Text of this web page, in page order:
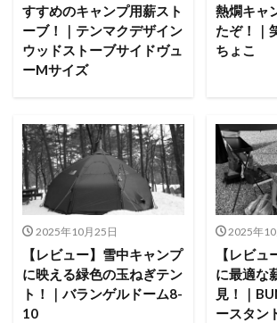
すすめのキャンプ用薪スト
ーブ！｜テンマクデザイン
ウッドストーブサイドヴュ
ーMサイズ
熱燗キャ
たぞ！｜
ちょこ
2025年10月25日
【レビュー】雪中キャンプ
に映える緑色の玉ねぎテン
ト！｜バランゲルドーム8-
10
2025年10
【レビ
に最適な
見！｜
ースタン
キャンプ庭小会瀬の森
天神浜オートキ
秘境駅
キャンプギアレビュー
秋
夏キャンプ
塩原グリーンビレッジ
Anker
BUB RESORT Chosei Village
キャンプギ
薪ストーブ
Nebula Capsule Ⅱ
グ
購入
バランゲルドーム
フォレス
エンゼルフォレスト那須白河
那須高原
せせらぎ公園オートキャンプ場
横沢浜
雨キャンプ
冬キャン